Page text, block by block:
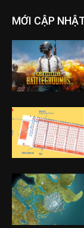
MỚI CẬP